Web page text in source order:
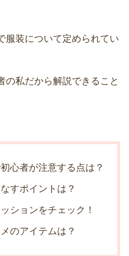
服装について定められてい
の私だから解説できること
心者が注意する点は？
すポイントは？
ションをチェック！
のアイテムは？